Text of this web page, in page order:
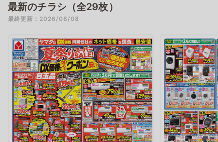
最新のチラシ（全29枚）
最終更新：2026/08/08